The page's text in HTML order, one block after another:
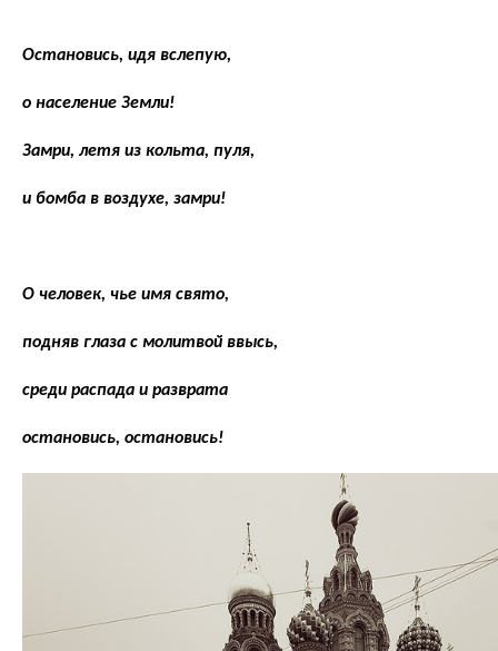
Остановись, идя вслепую,
о население Земли!
Замри, летя из кольта, пуля,
и бомба в воздухе, замри!
О человек, чье имя свято,
подняв глаза с молитвой ввысь,
среди распада и разврата
остановись, остановись!